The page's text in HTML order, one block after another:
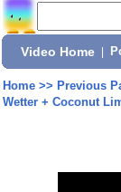
Video Home
Home>> Previous
Wetter + Coconut